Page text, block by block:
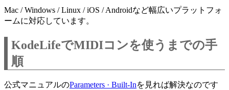
Mac / Windows / Linux / iOS / Androidなど幅広いプラットフォ
ームに対応しています。
KodeLifeでMIDIコンを使うまでの手
順
公式マニュアルのParameters · Built-Inを見れば解決なのです